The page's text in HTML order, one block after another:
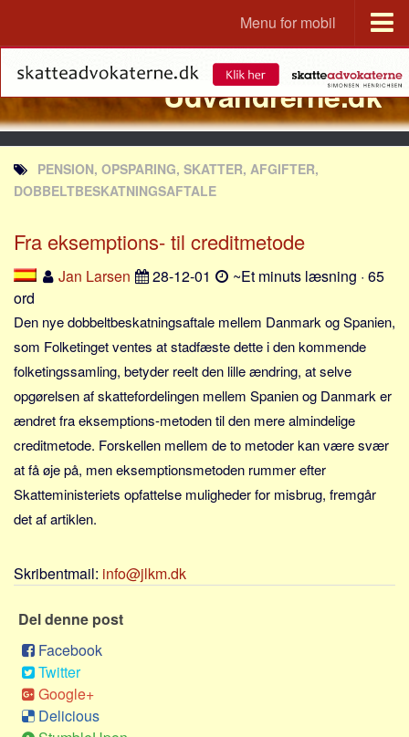
Menu for mobil
Portal
Udvandrerne.dk
Utvandrerne.no
Utvandrarna.se
Tyskland.dk
Rusland.dk
JLKM.dk
Tyrkiet
Frankrig
Sverige
Norge
Thailand
Italien
Grækenland
Alle
Nøgleord
Bolig
Job
Virksomhed
Udvandrerne.dk
PENSION, OPSPARING, SKATTER, AFGIFTER,
DOBBELTBESKATNINGSAFTALE
Fra eksemptions- til creditmetode
Jan Larsen 28-12-01
~Et minuts læsning · 65
ord
Den nye dobbeltbeskatningsaftale mellem Danmark og Spanien,
som Folketinget ventes at stadfæste dette i den kommende
folketingssamling, betyder reelt den lille ændring, at selve
opgørelsen af skattefordelingen mellem Spanien og Danmark er
ændret fra eksemptions-metoden til den mere almindelige
creditmetode. Forskellen mellem de to metoder kan være svær
at få øje på, men eksemptionsmetoden rummer efter
Skatteministeriets opfattelse muligheder for misbrug, fremgår
det af artiklen.
Skribentmail: info@jlkm.dk
Del denne post
Facebook
Twitter
Google+
Delicious